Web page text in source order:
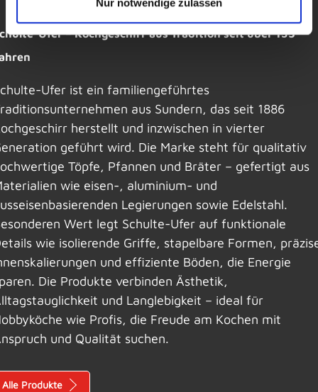
Nur notwendige zulassen
Ufer – Kochgeschirr aus Tradition seit über 135
Ufer ist ein familiengeführtes
aus Sundern, das seit 1886
herstellt und inzwischen in vierter
geführt wird. Die Marke steht für qualitativ
Töpfe, Pfannen und Bräter – gefertigt aus
wie eisen-, aluminium- und
Legierungen sowie Edelstahl.
Wert legt Schulte-Ufer auf funktionale
wie isolierende Griffe, stapelbare Formen,
und effiziente Böden, die Energie
Die Produkte verbinden Ästhetik,
und Langlebigkeit – ideal für
wie Profis, die Freude am Kochen mit
und Qualität suchen.
Alle Produkte